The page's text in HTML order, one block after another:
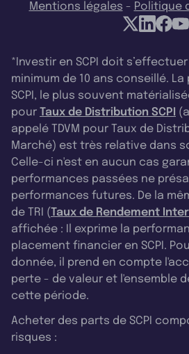
Mentions légales - Politique
*Investir en SCPI doit
minimum de 10 ans conseillé.
SCPI, le plus souvent
pour Taux de Distribution SCPI
appelé TDVM pour Taux de
Marché) est très relative dans
Celle-ci n'est en aucun cas
performances passées ne
performances futures. De la
de TRI (Taux de Rendement
affichée : Il exprime la
placement financier en SCPI.
donnée, il prend en compte
perte - de valeur et l'ensemble
cette période.
Acheter des parts de SCPI
risques :